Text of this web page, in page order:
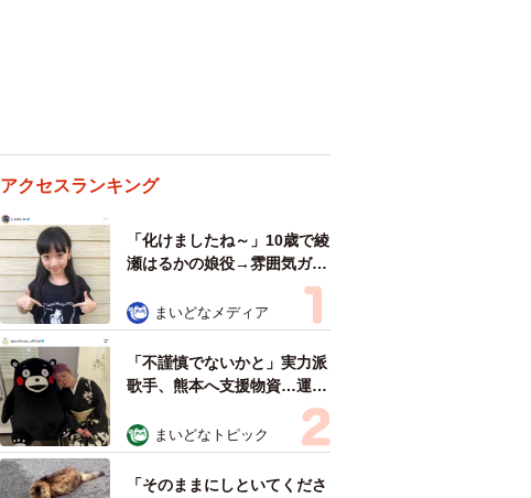
アクセスランキング
「化けましたね～」10歳で綾
瀬はるかの娘役→雰囲気ガラ
リの18歳に成長 「メイクで
雰囲気が」「宝塚に入れそ
う」
まいどなメディア
「不謹慎でないかと」実力派
歌手、熊本へ支援物資…運搬
トラックの車体デザインにた
めらい 「痛いほど伝わる」
「行動され立派」
まいどなトピック
「そのままにしといてくださ